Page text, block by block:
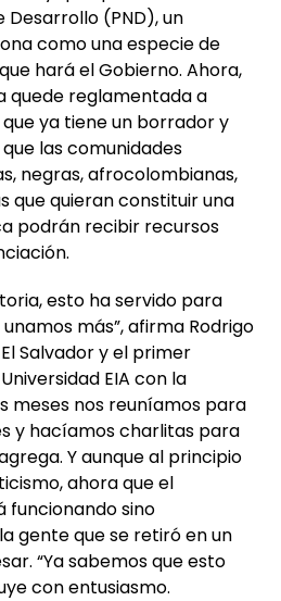
Desarrollo (PND), un
como una especie de
hará el Gobierno. Ahora,
quede reglamentada a
ya tiene un borrador y
las comunidades
negras, afrocolombianas,
que quieran constituir una
podrán recibir recursos
esto ha servido para
más”, afirma Rodrigo
Salvador y el primer
EIA con la
meses nos reuníamos para
y hacíamos charlitas para
Y aunque al principio
ahora que el
funcionando sino
gente que se retiró en un
“Ya sabemos que esto
con entusiasmo.